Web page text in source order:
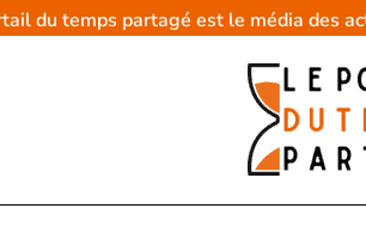
du temps partagé est le média des